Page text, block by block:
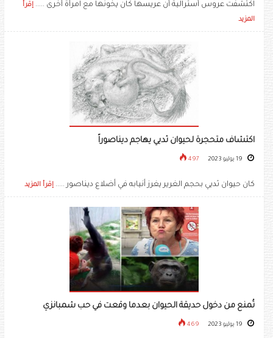
اكتشفت عروس أسترالية أن عريسها كان يخونها مع امرأة أخرى ..... إقرأ
المزيد
اكتشاف متحجرة لحيوان ثديي يهاجم ديناصوراً
497
كان حيوان ثديي بحجم الغرير يغرز أنيابه في أضلاع ديناصور ..... إقرأ المزيد
تُمنع من دخول حديقة الحيوان بعدما وقعت في حب ‏شمبانزي
469